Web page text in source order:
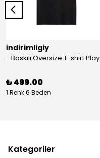
indirimligiy
- Baskılı Oversize T-shirt Play
₺ 499.00
1 Renk 6 Beden
Kategoriler